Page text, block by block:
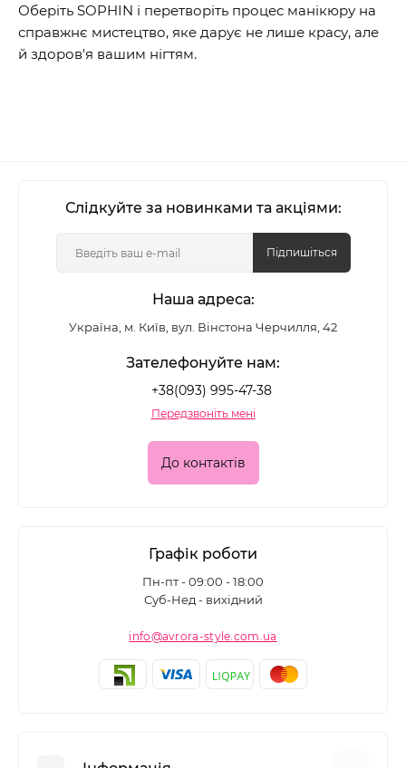
Оберіть SOPHIN і перетворіть процес манікюру на
справжнє мистецтво, яке дарує не лише красу, але
й здоров'я вашим нігтям.
Слідкуйте за новинками та акціями:
Підпишіться
Наша адреса:
Україна, м. Київ, вул. Вінстона Черчилля, 42
Зателефонуйте нам:
+38(093) 995-47-38
Передзвоніть мені
До контактів
Графік роботи
Пн-пт - 09:00 - 18:00
Суб-Нед - вихідний
info@avrora-style.com.ua